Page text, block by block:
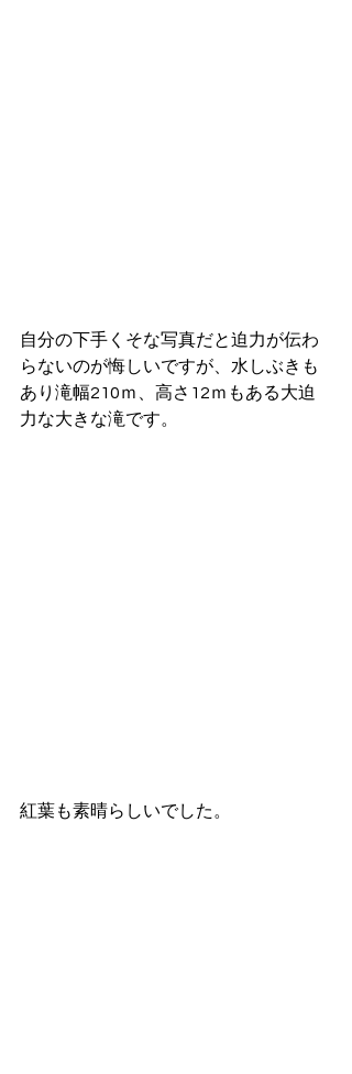
自分の下手くそな写真だと迫力が伝わ
らないのが悔しいですが、水しぶきも
あり滝幅210ｍ、高さ12ｍもある大迫
力な大きな滝です。
紅葉も素晴らしいでした。